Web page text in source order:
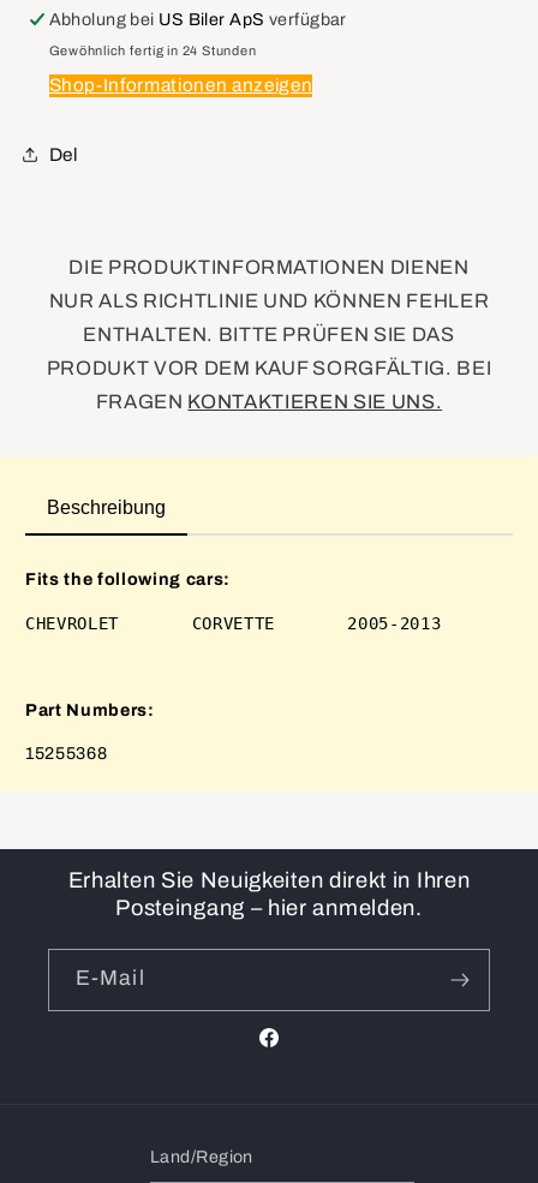
Third
Brake
Light
Trim
Third
Brake
Light
Trim
Abholung bei US Biler ApS verfügbar
Gewöhnlich fertig in 24 Stunden
Shop-Informationen anzeigen
Del
DIE PRODUKTINFORMATIONEN DIENEN
NUR ALS RICHTLINIE UND KÖNNEN FEHLER
ENTHALTEN. BITTE PRÜFEN SIE DAS
PRODUKT VOR DEM KAUF SORGFÄLTIG. BEI
FRAGEN KONTAKTIEREN SIE UNS.
Beschreibung
Fits the following cars:
Part Numbers:
15255368
Erhalten Sie Neuigkeiten direkt in Ihren
Posteingang – hier anmelden.
E-Mail
Facebook
Land/Region